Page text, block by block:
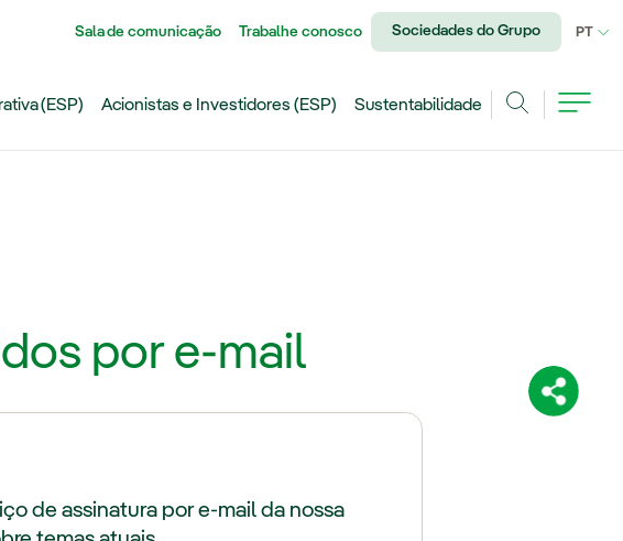
Sala de comunicação Trabalhe conosco Sociedades do Grupo PT
(ESP) Acionistas e Investidores (ESP)
Sustentabilidade
por e-mail
de assinatura por e-mail da nossa